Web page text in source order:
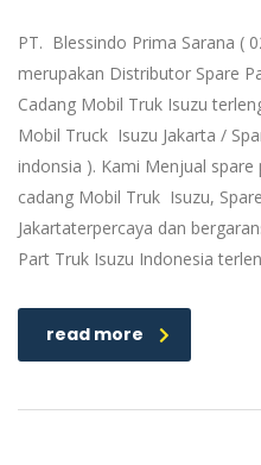
PT. Blessindo Prima Sarana (
merupakan Distributor Spare
Cadang Mobil Truk Isuzu
Mobil Truck Isuzu Jakarta /
indonsia ). Kami Menjual
cadang Mobil Truk Isuzu,
Jakartaterpercaya dan
Part Truk Isuzu Indonesia
read more